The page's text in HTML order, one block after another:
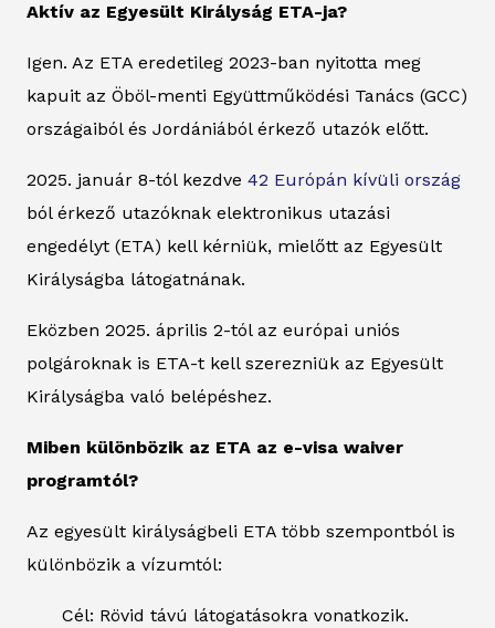
Aktív az Egyesült Királyság ETA-ja?
Igen. Az ETA eredetileg 2023-ban nyitotta meg
kapuit az Öböl-menti Együttműködési Tanács (GCC)
országaiból és Jordániából érkező utazók előtt.
2025. január 8-tól kezdve 42 Európán kívüli ország
ból érkező utazóknak elektronikus utazási
engedélyt (ETA) kell kérniük, mielőtt az Egyesült
Királyságba látogatnának.
Eközben 2025. április 2-tól az európai uniós
polgároknak is ETA-t kell szerezniük az Egyesült
Királyságba való belépéshez.
Miben különbözik az ETA az e-visa waiver
programtól?
Az egyesült királyságbeli ETA több szempontból is
különbözik a vízumtól:
Cél: Rövid távú látogatásokra vonatkozik.